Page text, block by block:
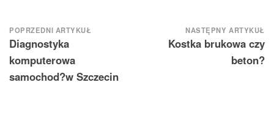
Nawigacja
wpisu
POPRZEDNI ARTYKUŁ
Diagnostyka
komputerowa
samochod?w Szczecin
NASTĘPNY ARTYKUŁ
Kostka brukowa czy
beton?